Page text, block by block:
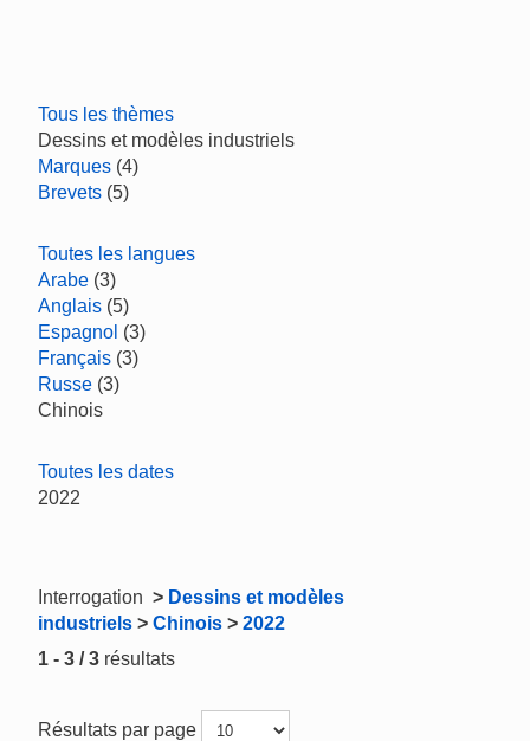
Tous les thèmes
Dessins et modèles industriels
Marques (4)
Brevets (5)
Toutes les langues
Arabe (3)
Anglais (5)
Espagnol (3)
Français (3)
Russe (3)
Chinois
Toutes les dates
2022
Interrogation > Dessins et modèles
industriels > Chinois > 2022
1 - 3 / 3 résultats
Résultats par page